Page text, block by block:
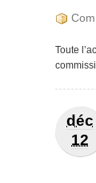
Toute
déc
12